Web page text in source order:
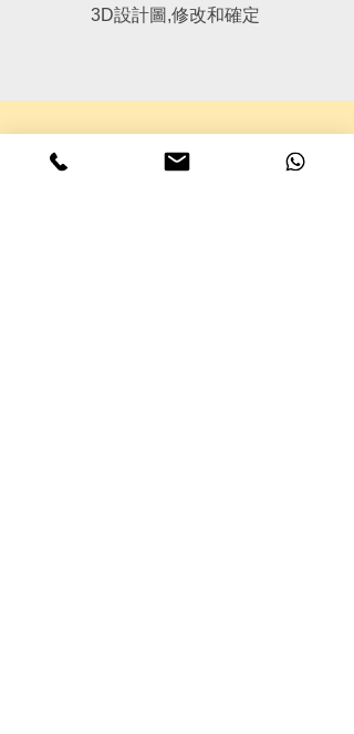
3D設計圖,修改和確定